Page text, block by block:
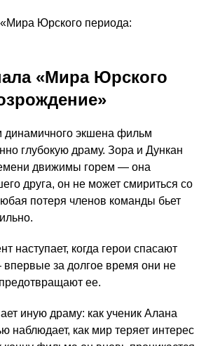
«Мира Юрского
экшена фильм
глубокую драму. Зора и Дункан
движимы горем — она
друга, он не может смириться со
потеря членов команды бьет
наступает, когда герои спасают
за долгое время они не
ее.
иную драму: как ученик Алана
наблюдает, как мир теряет интерес